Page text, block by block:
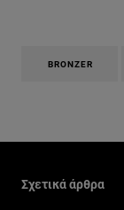
BRONZER
Σχετικά άρθρα